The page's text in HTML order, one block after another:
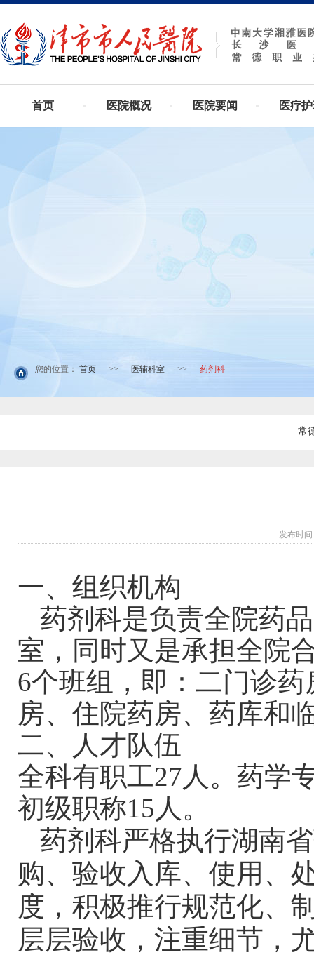
首页 医院概况 医院要闻 医疗
您的位置： 首页 >> 医辅科室 >> 药剂科
常
发布时
一、组织机构
药剂科是负责全院药
室，同时又是承担全院
6个班组，即：二门诊
房、住院药房、药库和
二、人才队伍
全科有职工27人。药学
初级职称15人。
药剂科严格执行湖南
购、验收入库、使用、
度，积极推行规范化、
层层验收，注重细节，